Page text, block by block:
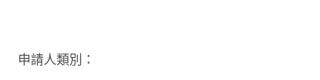
申請人類別：